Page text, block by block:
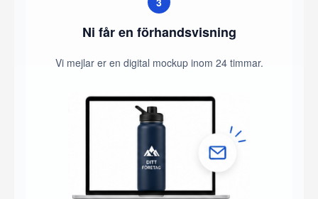
Ni får en förhandsvisning
Vi mejlar er en digital mockup inom 24 timmar.